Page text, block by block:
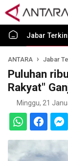
Jabar
ANTARA Jabar
Puluhan
Rakyat"
Minggu, 21